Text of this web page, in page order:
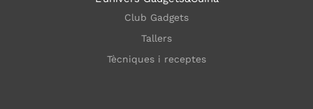
Club Gadgets
Tallers
Tècniques i receptes